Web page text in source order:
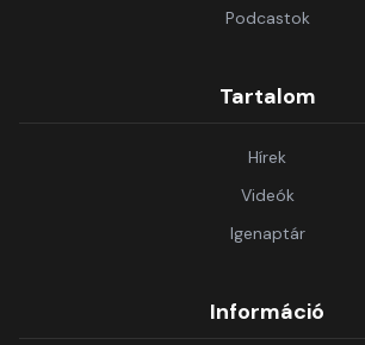
Podcastok
Tartalom
Hírek
Videók
Igenaptár
Információ